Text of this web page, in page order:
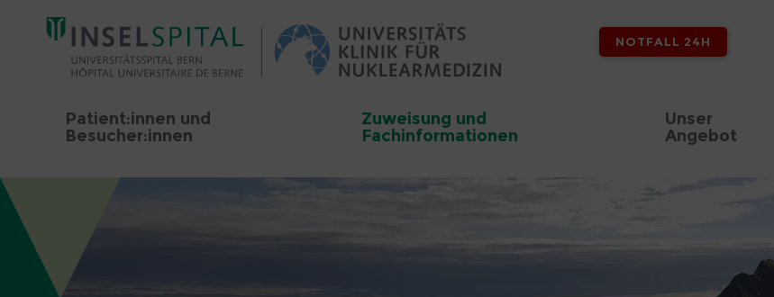
NOTFALL 24H
Patient:innen und
Besucher:innen
Zuweisung und
Fachinformationen
Unser
Angebot